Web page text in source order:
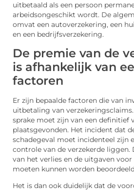
uitbetaald als een persoon
arbeidsongeschikt wordt. De
omvat een autoverzekering, een
en een bedrijfsverzekering.
De premie van de
is afhankelijk van
factoren
Er zijn bepaalde factoren die van
uitbetaling van
sprake moet zijn van een definitief
plaatsgevonden. Het incident dat
schadegeval moet incidenteel zijn
controle van de verzekerde liggen.
van het verlies en de uitgaven
moeten kunnen worden
Het is dan ook duidelijk dat de